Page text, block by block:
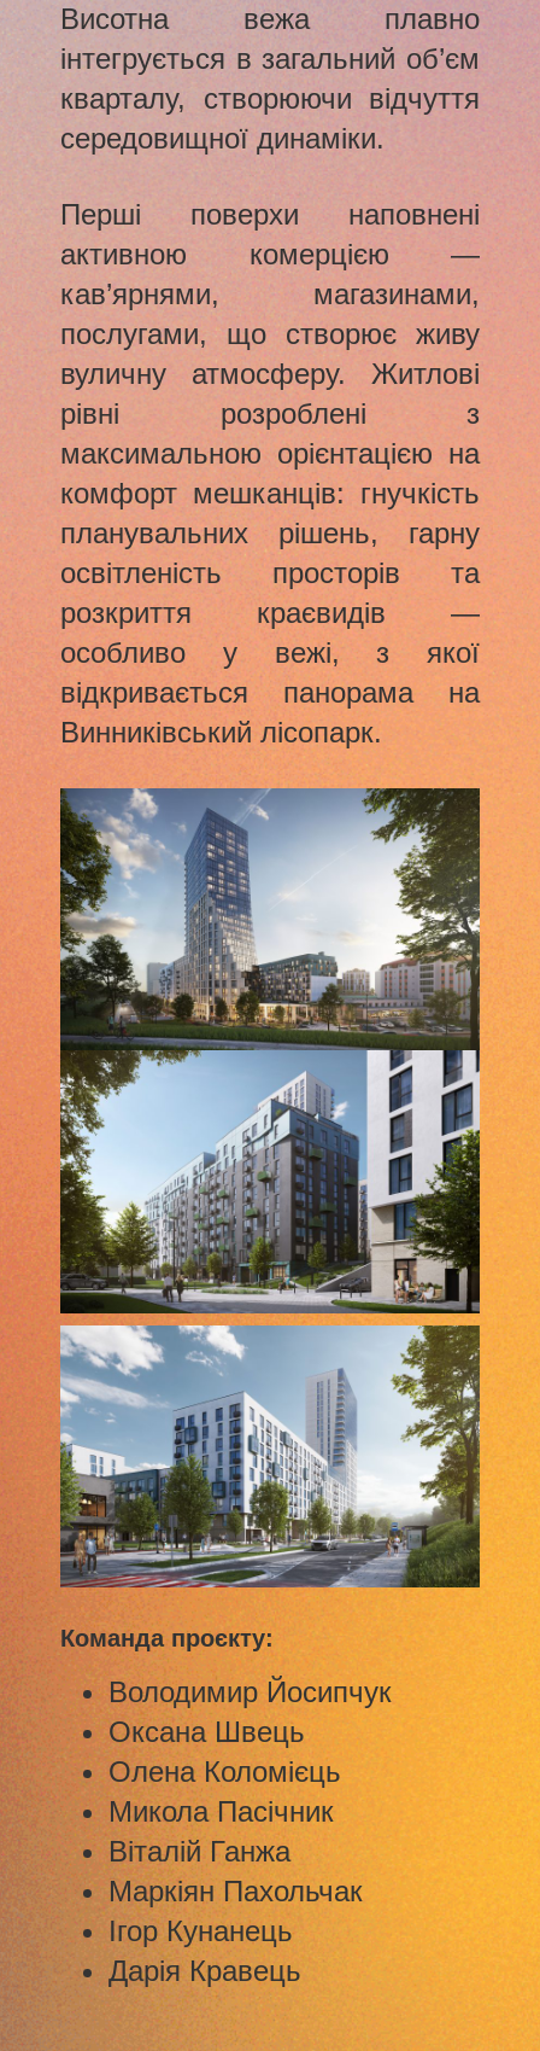
Висотна вежа плавно
інтегрується в загальний об’єм
кварталу, створюючи відчуття
середовищної динаміки.
Перші поверхи наповнені
активною комерцією —
кав’ярнями, магазинами,
послугами, що створює живу
вуличну атмосферу. Житлові
рівні розроблені з
максимальною орієнтацією на
комфорт мешканців: гнучкість
планувальних рішень, гарну
освітленість просторів та
розкриття краєвидів —
особливо у вежі, з якої
відкривається панорама на
Винниківський лісопарк.
Команда проєкту:
Володимир Йосипчук
Оксана Швець
Олена Коломієць
Микола Пасічник
Віталій Ганжа
Маркіян Пахольчак
Ігор Кунанець
Дарія Кравець